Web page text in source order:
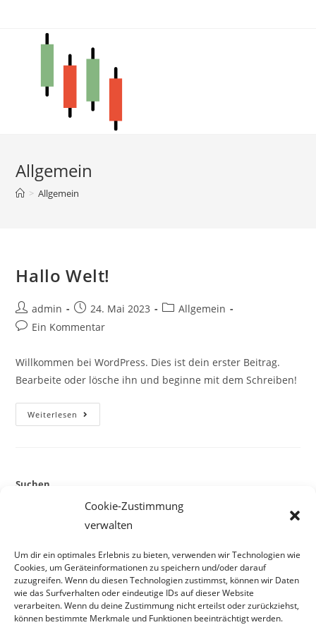
Cookie-Zustimmung
verwalten
Um dir ein optimales Erlebnis zu bieten, verwenden wir Technologien wie
Cookies, um Geräteinformationen zu speichern und/oder darauf
zuzugreifen. Wenn du diesen Technologien zustimmst, können wir Daten
wie das Surfverhalten oder eindeutige IDs auf dieser Website
verarbeiten. Wenn du deine Zustimmung nicht erteilst oder zurückziehst,
können bestimmte Merkmale und Funktionen beeinträchtigt werden.
springen
Allgemein
> Allgemein
Hallo Welt!
Beitrags-
Autor:
admin
Beitrag
veröffentlicht:
24. Mai 2023
Beitrags-
Allgemein
Beitrags-
Ein Kommentar
Willkommen bei WordPress. Dies ist dein erster Beitrag.
Bearbeite oder lösche ihn und beginne mit dem Schreiben!
Weiterlesen Hallo
Welt!
Suchen
Neueste Beiträge
Hallo Welt!